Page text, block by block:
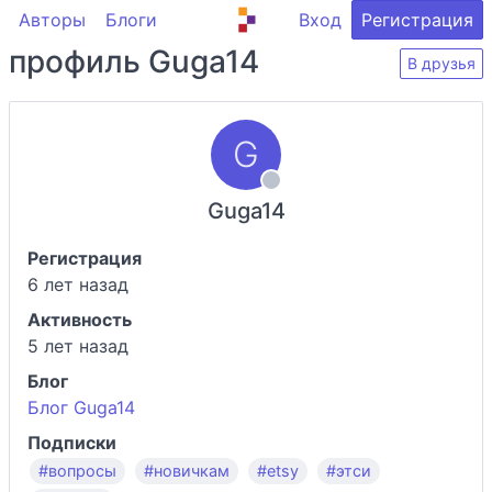
Авторы Блоги Вход Регистрация
профиль Guga14 В друзья
Guga14
Регистрация
6 лет назад
Активность
5 лет назад
Блог
Блог Guga14
Подписки
#вопросы #новичкам #etsy
#этси